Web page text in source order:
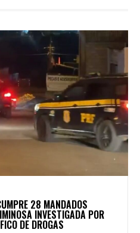
28 MANDADOS
INVESTIGADA POR
DE DROGAS